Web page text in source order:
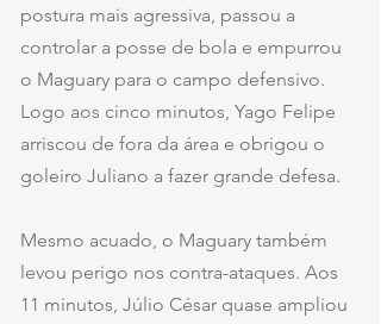
postura mais agressiva, passou a
controlar a posse de bola e empurrou
o Maguary para o campo defensivo.
Logo aos cinco minutos, Yago Felipe
arriscou de fora da área e obrigou o
goleiro Juliano a fazer grande defesa.
Mesmo acuado, o Maguary também
levou perigo nos contra-ataques. Aos
11 minutos, Júlio César quase ampliou